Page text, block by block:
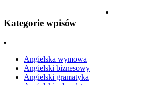
Kategorie wpisów
Angielska wymowa
Angielski biznesowy
Angielski gramatyka